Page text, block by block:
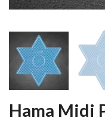
Hama Midi